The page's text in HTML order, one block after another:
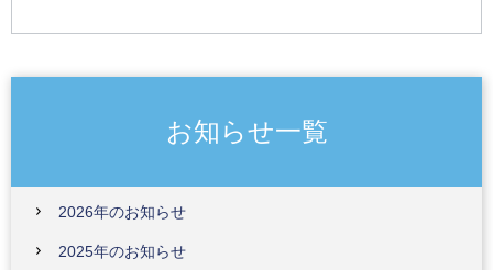
お知らせ一覧
2026年のお知らせ
2025年のお知らせ